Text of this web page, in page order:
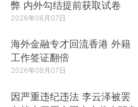
弊 内外勾结提前获取试卷
2026年08月07日
海外金融专才回流香港 外籍
工作签证翻倍
2026年08月07日
因严重违纪违法 李云泽被罢